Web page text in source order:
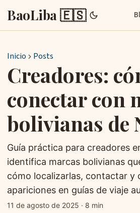
BaoLiba 🇪🇸
Inicio Posts
Creadores:
conectar con
bolivianas de
Guía práctica para creadores
identifica marcas bolivianas
cómo localizarlas, contactar y
apariciones en guías de viaje
11 de agosto de 2025 · 8 min